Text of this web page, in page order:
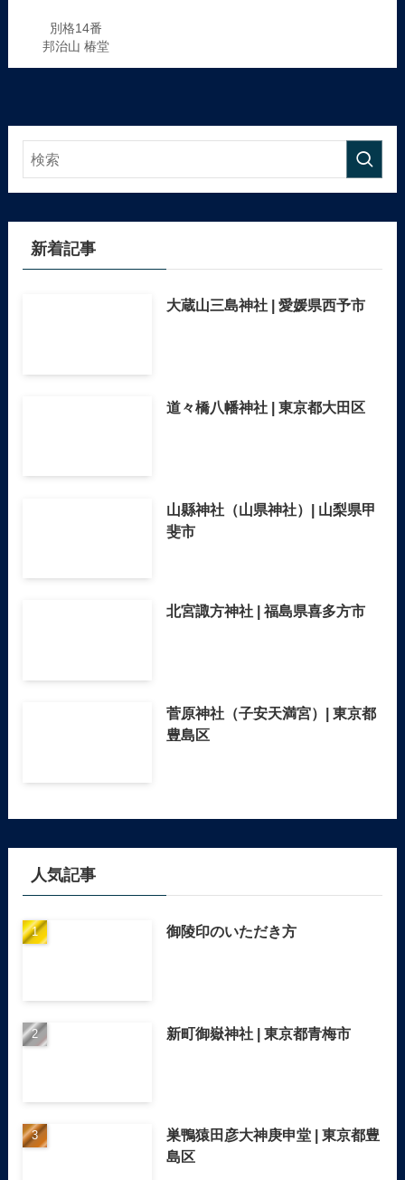
別格14番
邦治山 椿堂
新着記事
大蔵山三島神社 | 愛媛県西予市
道々橋八幡神社 | 東京都大田区
山縣神社（山県神社）| 山梨県甲
斐市
北宮諏方神社 | 福島県喜多方市
菅原神社（子安天満宮）| 東京都
豊島区
人気記事
御陵印のいただき方
新町御嶽神社 | 東京都青梅市
巣鴨猿田彦大神庚申堂 | 東京都豊
島区